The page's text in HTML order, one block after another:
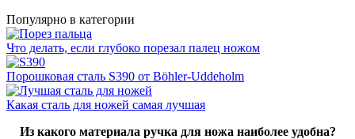
Популярно в категории
Что делать, если глубоко порезал палец ножом
Порошковая сталь S390 от Böhler-Uddeholm
Какая сталь для ножей самая лучшая
Из какого материала ручка для ножа наиболее удобна?